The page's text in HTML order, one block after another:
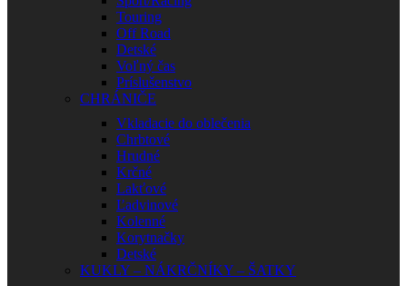
Touring
Off Road
Detské
Voľný čas
Príslušenstvo
CHRÁNIČE
Vkladacie do oblečenia
Chrbtové
Hrudné
Krčné
Lakťové
Ľadvinové
Kolenné
Korytnačky
Detské
KUKLY – NÁKRČNÍKY – ŠATKY